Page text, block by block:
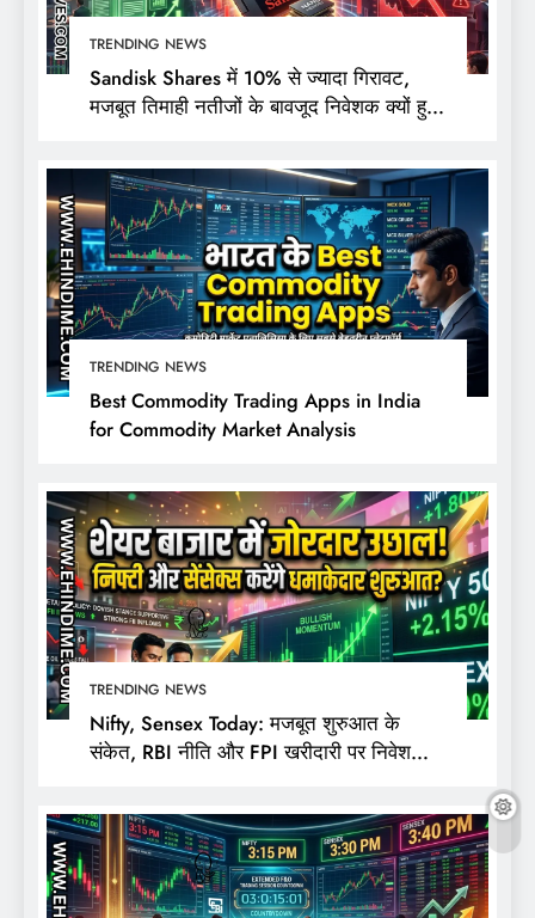
TRENDING NEWS
Sandisk Shares में 10% से ज्यादा गिरावट,
मजबूत तिमाही नतीजों के बावजूद निवेशक क्यों हुए
TRENDING NEWS
Best Commodity Trading Apps in India
for Commodity Market Analysis
TRENDING NEWS
Nifty, Sensex Today: मजबूत शुरुआत के
संकेत, RBI नीति और FPI खरीदारी पर निवेशकों